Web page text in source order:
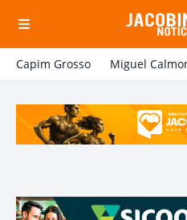
Capim Grosso Miguel